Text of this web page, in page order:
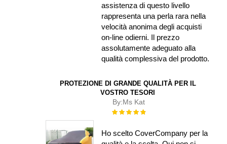
assistenza di questo livello
rappresenta una perla rara nella
velocità anonima degli acquisti
on-line odierni. Il prezzo
assolutamente adeguato alla
qualità complessiva del prodotto.
PROTEZIONE DI GRANDE QUALITÀ PER IL
VOSTRO TESORI
By:Ms Kat
Rating:
Ho scelto CoverCompany per la